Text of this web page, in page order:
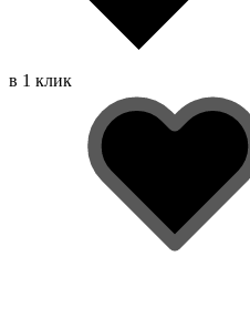
в 1 клик